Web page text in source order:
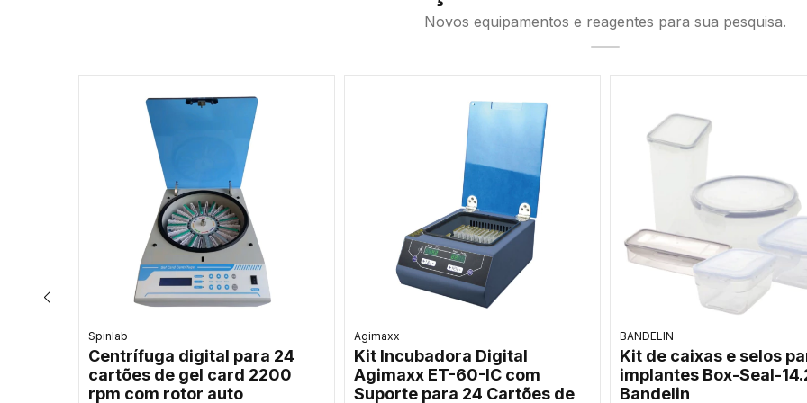
Novos equipamentos e reagentes para sua pesquisa.
Agimaxx
Agitador magnético digital
para cultura de células SP-
200-1 - Agimaxx
Bioneer
Sistema de manifold a vácuo
BioVac 96 para extração de
DNA e RNA - Bioneer
Inesarex
Titulador Karl Fischer
Coulométrico Inesarex
20V para Traços de